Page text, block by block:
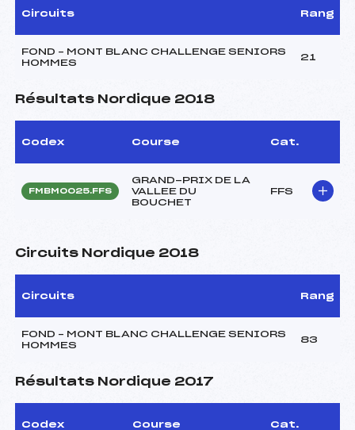
Circuits Rang
FOND – MONT BLANC CHALLENGE SENIORS
HOMMES
21
Résultats Nordique 2018
Codex Course Cat.
FMBM0025.FFS
GRAND-PRIX DE LA
VALLEE DU
BOUCHET
FFS
Circuits Nordique 2018
Circuits Rang
FOND – MONT BLANC CHALLENGE SENIORS
HOMMES
83
Résultats Nordique 2017
Codex Course Cat.